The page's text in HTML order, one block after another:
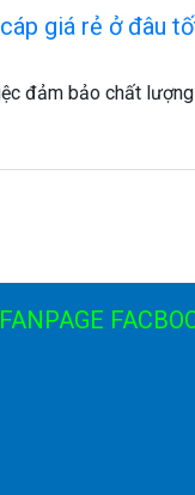
giá rẻ ở đâu
đảm bảo chất
FANPAGE